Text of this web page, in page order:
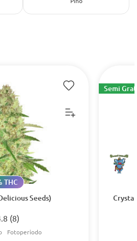
Seeds)
(8)
THC
Fotoperiodo
Crystal
Semi